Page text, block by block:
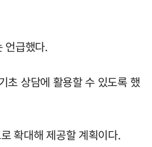
언급했다.
초 상담에 활용할 수 있도록 했
확대해 제공할 계획이다.